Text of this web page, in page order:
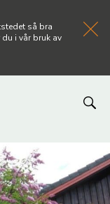
så bra
i vår bruk av